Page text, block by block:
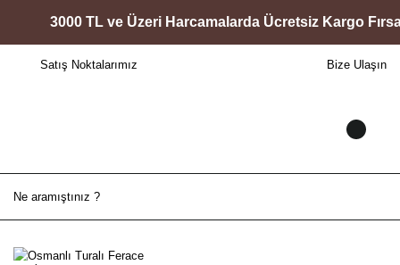
3000 TL ve Üzeri Harcamalarda Ücretsiz Kargo Fırsatı!
Satış Noktalarımız Bize Ulaşın